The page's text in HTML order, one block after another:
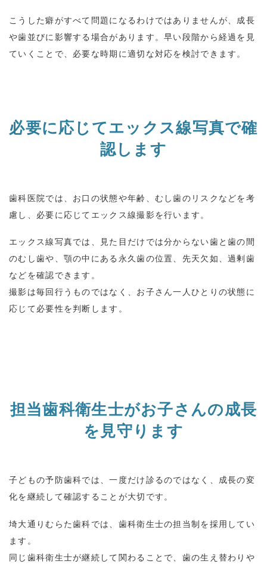
こうした癖がすべて問題になるわけではありませんが、成長
や歯並びに影響する場合があります。早い段階から経過を見
ていくことで、必要な時期に適切な対応を検討できます。
必要に応じてエックス線写真で確
認します
歯科医院では、お口の状態や年齢、むし歯のリスクなどを考
慮し、必要に応じてエックス線撮影を行います。
エックス線写真では、見た目だけでは分からない歯と歯の間
のむし歯や、顎の中にある永久歯の位置、先天欠如、過剰歯
などを確認できます。
撮影は毎回行うものではなく、お子さん一人ひとりの状態に
応じて必要性を判断します。
担当歯科衛生士がお子さんの成長
を見守ります
子どもの予防歯科では、一度だけ診るのではなく、成長の変
化を継続して確認することが大切です。
埼大通りむらた歯科では、歯科衛生士の担当制を採用してい
ます。
同じ歯科衛生士が継続して関わることで、歯の生え替わりや